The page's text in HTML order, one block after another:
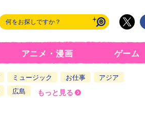
アニメ・漫画 ゲーム
ミュージック お仕事
アジア
広島 もっと見る